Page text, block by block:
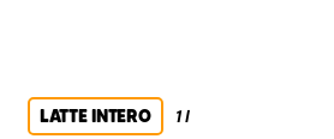
LATTE INTERO
1 l